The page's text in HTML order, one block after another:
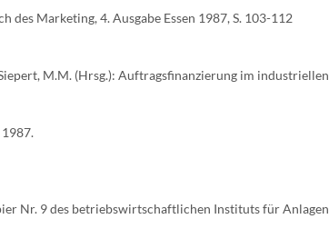
Marketing, 4. Ausgabe Essen 1987, S. 103-112
M.M. (Hrsg.): Auftragsfinanzierung im industriellen
Nr. 9 des betriebswirtschaftlichen Instituts für Anlagen